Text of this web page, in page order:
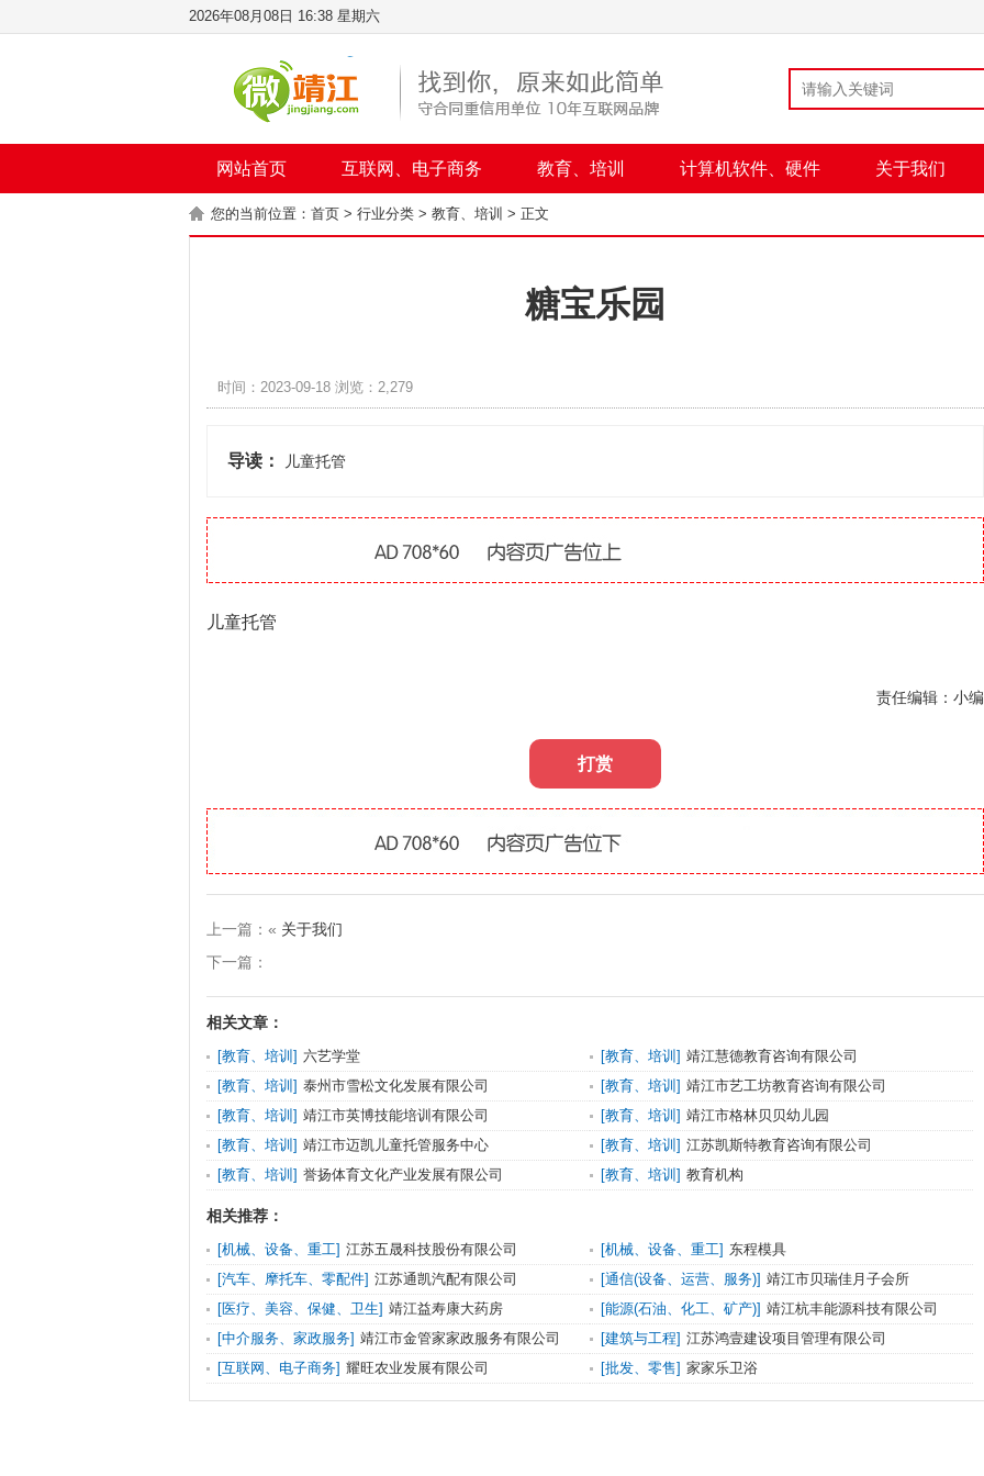
2026年08月08日 16:38 星期六
网站首页 互联网、电子商务 教育、培训 计算机软件、硬件 关于我们
您的当前位置： 首页 > 行业分类 > 教育、培训 > 正文
糖宝乐园
时间：2023-09-18 浏览：2,279
导读： 儿童托管
儿童托管
责任编辑：小编
打赏
上一篇：« 关于我们
下一篇：
相关文章：
[教育、培训] 六艺学堂 [教育、培训] 靖江慧德教育咨询有限公司
[教育、培训] 泰州市雪松文化发展有限公司 [教育、培训] 靖江市艺工坊教育咨询有限公司
[教育、培训] 靖江市英博技能培训有限公司 [教育、培训] 靖江市格林贝贝幼儿园
[教育、培训] 靖江市迈凯儿童托管服务中心 [教育、培训] 江苏凯斯特教育咨询有限公司
[教育、培训] 誉扬体育文化产业发展有限公司 [教育、培训] 教育机构
相关推荐：
[机械、设备、重工] 江苏五晟科技股份有限公司 [机械、设备、重工] 东程模具
[汽车、摩托车、零配件] 江苏通凯汽配有限公司 [通信(设备、运营、服务)] 靖江市贝瑞佳月子会所
[医疗、美容、保健、卫生] 靖江益寿康大药房 [能源(石油、化工、矿产)] 靖江杭丰能源科技有限公司
[中介服务、家政服务] 靖江市金管家家政服务有限公司 [建筑与工程] 江苏鸿壹建设项目管理有限公司
[互联网、电子商务] 耀旺农业发展有限公司 [批发、零售] 家家乐卫浴